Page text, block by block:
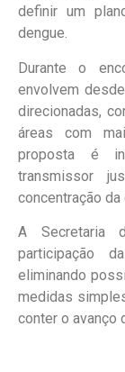
definir um
dengue.
Durante o
envolvem
direcionadas,
áreas com
proposta é
transmissor
concentração da
A Secretaria
participação
eliminando
medidas
conter o avanço